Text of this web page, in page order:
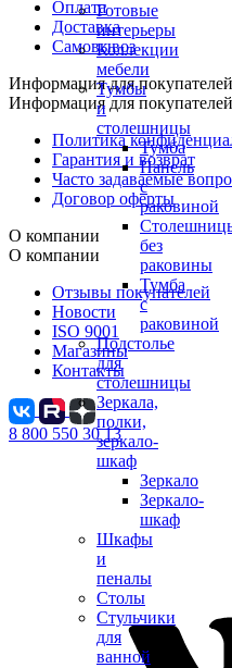
Готовые
интерьеры
Коллекции
мебели
Тумбы
и
столешницы
Тумба
Панель
с
раковиной
без
раковины
Тумба
с
раковиной
Подстолье
для
столешницы
Зеркала,
полки,
зеркало-
шкаф
Зеркало
Зеркало-
шкаф
Шкафы
и
пеналы
Столы
Стульчики
для
ванной
Оплата
Доставка
Самовывоз
Информация для покупателей
Информация для покупателей
Политика
Гарантия и возврат
Часто задаваемые
Договор оферты
О компании
О компании
Отзывы покупателей
Новости
ISO 9001
Магазины
Контакты
8 800 550 30 13